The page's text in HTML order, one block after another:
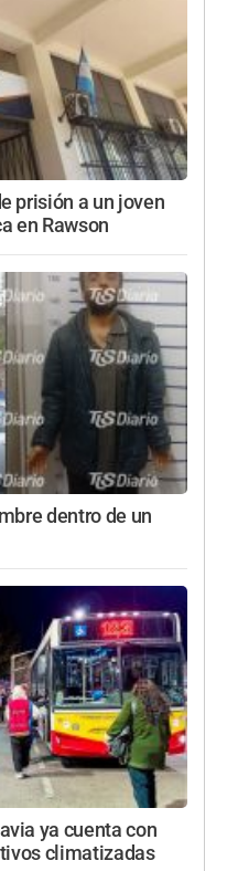
prisión a un joven
en Rawson
dentro de un
ya cuenta con
climatizadas